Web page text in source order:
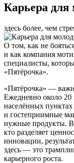
Карьера
здесь более, чем
О том, как не
и как компания
специалисты,
«Пятёрочка».
«Пятёрочка» —
Ежедневно около 20
населённых
и гостеприимные
нужные продукты. В
кто разделяет
инновации,
здесь — это
карьерного роста.